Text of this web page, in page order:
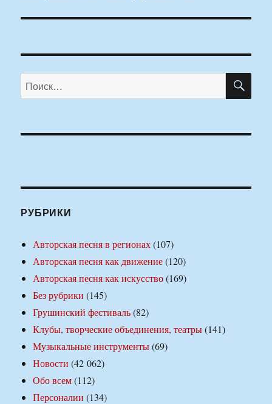
Искать:
РУБРИКИ
Авторская песня в регионах(107)
Авторская песня как движение(120)
Авторская песня как искусство(169)
Без рубрики (145)
Грушинский фестиваль(82)
Клубы, творческие объединения, театры(141)
Музыкальные инструменты(69)
Новости (42 062)
Обо всем(112)
Персоналии (134)